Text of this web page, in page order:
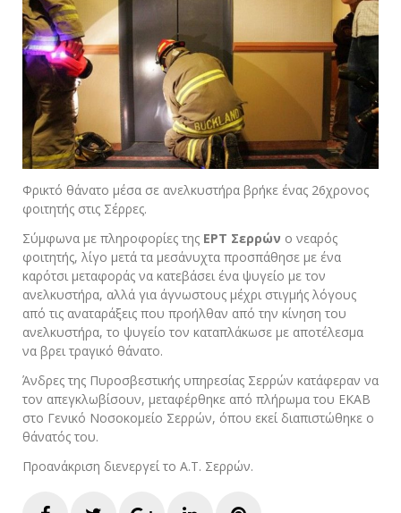
Φρικτό θάνατο μέσα σε ανελκυστήρα βρήκε ένας 26χρονος
φοιτητής στις Σέρρες.
Σύμφωνα με πληροφορίες της ΕΡΤ Σερρών ο νεαρός
φοιτητής, λίγο μετά τα μεσάνυχτα προσπάθησε με ένα
καρότσι μεταφοράς να κατεβάσει ένα ψυγείο με τον
ανελκυστήρα, αλλά για άγνωστους μέχρι στιγμής λόγους
από τις αναταράξεις που προήλθαν από την κίνηση του
ανελκυστήρα, το ψυγείο τον καταπλάκωσε με αποτέλεσμα
να βρει τραγικό θάνατο.
Άνδρες της Πυροσβεστικής υπηρεσίας Σερρών κατάφεραν να
τον απεγκλωβίσουν, μεταφέρθηκε από πλήρωμα του ΕΚΑΒ
στο Γενικό Νοσοκομείο Σερρών, όπου εκεί διαπιστώθηκε ο
θάνατός του.
Προανάκριση διενεργεί το Α.Τ. Σερρών.